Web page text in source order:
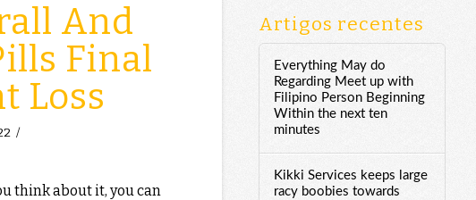
And
Final
Loss
think about it, you can
Artigos recentes
Everything May do
Regarding Meet up with
Filipino Person Beginning
Within the next ten
minutes
Kikki Services keeps large
racy boobies towards